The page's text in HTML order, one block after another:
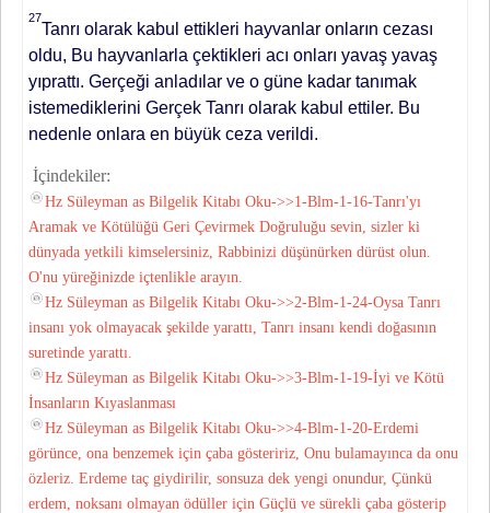
27
Tanrı olarak kabul ettikleri hayvanlar onların cezası
oldu, Bu hayvanlarla çektikleri acı onları yavaş yavaş
yıprattı. Gerçeği anladılar ve o güne kadar tanımak
istemediklerini Gerçek Tanrı olarak kabul ettiler. Bu
nedenle onlara en büyük ceza verildi.
İçindekiler:
Hz Süleyman as Bilgelik Kitabı Oku->>1-Blm-1-16-Tanrı'yı
Aramak ve Kötülüğü Geri Çevirmek Doğruluğu sevin, sizler ki
dünyada yetkili kimselersiniz, Rabbinizi düşünürken dürüst olun.
O'nu yüreğinizde içtenlikle arayın.
Hz Süleyman as Bilgelik Kitabı Oku->>2-Blm-1-24-Oysa Tanrı
insanı yok olmayacak şekilde yarattı, Tanrı insanı kendi doğasının
suretinde yarattı.
Hz Süleyman as Bilgelik Kitabı Oku->>3-Blm-1-19-İyi ve Kötü
İnsanların Kıyaslanması
Hz Süleyman as Bilgelik Kitabı Oku->>4-Blm-1-20-Erdemi
görünce, ona benzemek için çaba gösteririz, Onu bulamayınca da onu
özleriz. Erdeme taç giydirilir, sonsuza dek yengi onundur, Çünkü
erdem, noksanı olmayan ödüller için Güçlü ve sürekli çaba gösterip